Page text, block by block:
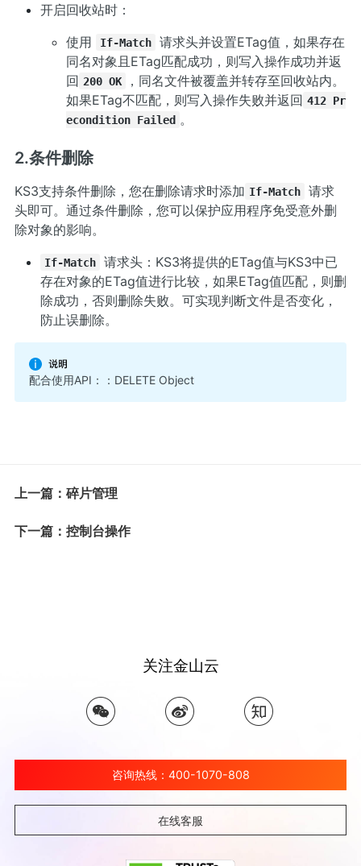
开启回收站时：
使用
If-Match
请求头并设置ETag值，如果存在
同名对象且ETag匹配成功，则写入操作成功并返
回 200 OK
，同名文件被覆盖并转存至回收站内。
如果ETag不匹配，则写入操作失败并返回 412 Pr
econdition Failed 。
2.条件删除
KS3支持条件删除，您在删除请求时添加 If-Match
请求
头即可。通过条件删除，您可以保护应用程序免受意外删
除对象的影响。
If-Match
请求头：KS3将提供的ETag值与KS3中已
存在对象的ETag值进行比较，如果ETag值匹配，则删
除成功，否则删除失败。可实现判断文件是否变化，
防止误删除。
配合使用API：： DELETE Object
上一篇：碎片管理
下一篇：控制台操作
关注金山云
咨询热线：400-1070-808
在线客服